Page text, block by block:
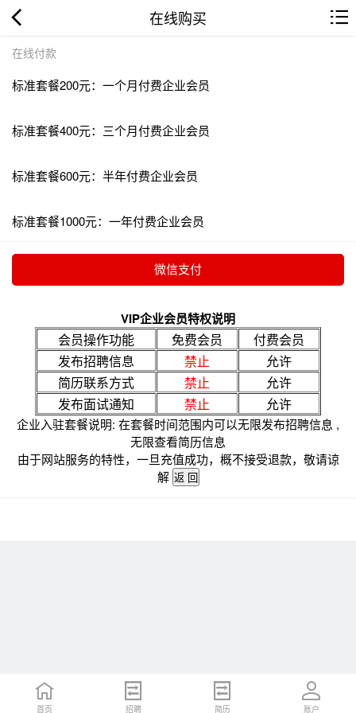
在线购买
在线付款
标准套餐200元：一个月付费企业会员
标准套餐400元：三个月付费企业会员
标准套餐600元：半年付费企业会员
标准套餐1000元：一年付费企业会员
VIP企业会员特权说明
会员操作功能 免费会员
付费会员
发布招聘信息
禁止
允许
简历联系方式
禁止
允许
发布面试通知
禁止 允许
企业入驻套餐说明: 在套餐时间范围内可以无限发布招聘信息 ,
无限查看简历信息
由于网站服务的特性，一旦充值成功，概不接受退款，敬请谅
解
首页 招聘 简历 账户